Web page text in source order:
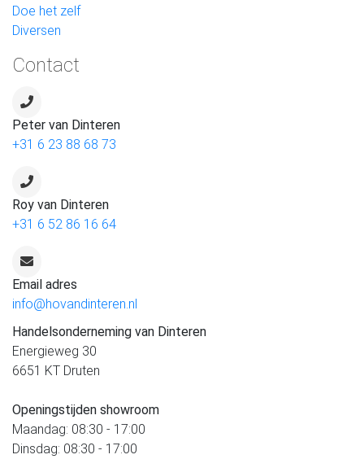
Doe het zelf
Diversen
Contact
Peter van Dinteren
+31 6 23 88 68 73
Roy van Dinteren
+31 6 52 86 16 64
Email adres
info@hovandinteren.nl
Handelsonderneming van Dinteren
Energieweg 30
6651 KT Druten
Openingstijden showroom
Maandag: 08:30 - 17:00
Dinsdag: 08:30 - 17:00